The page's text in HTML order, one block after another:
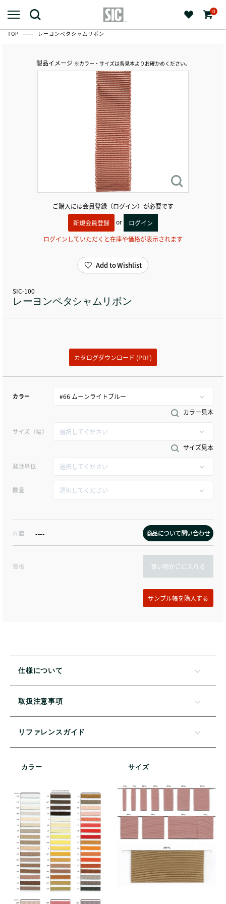
0
TOP レーヨンペタシャムリボン
製品イメージ ※カラー・サイズは各見本よりお確かめください。
ご購入には会員登録（ログイン）が必要です
新規会員登録
or
ログイン
ログインしていただくと在庫や価格が表示されます
SIC-100
レーヨンペタシャムリボン
カタログダウンロード (PDF)
カラー
カラー見本
サイズ（幅）
サイズ見本
発注単位
数量
在庫 ---- 商品について問い合わせ
価格 買い物かごに入れる
Add to Wishlist
仕様について
取扱注意事項
リファレンスガイド
カラー サイズ